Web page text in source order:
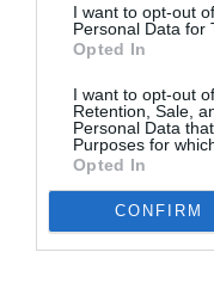
I want to opt-out
Personal Data for
Opted In
I want to opt-out
Retention, Sale,
Personal Data
Purposes for
Opted In
CONFIRM
atplhkta commenté
Contrôles aux
arrivées plus